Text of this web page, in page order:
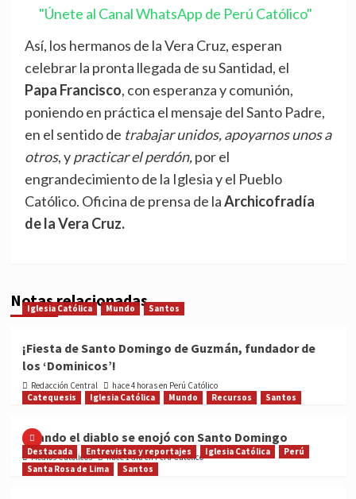
"Únete al Canal WhatsApp de Perú Católico"
Así, los hermanos de la Vera Cruz, esperan
celebrar la pronta llegada de su Santidad, el
Papa Francisco, con esperanza y comunión,
poniendo en práctica el mensaje del Santo Padre,
en el sentido de trabajar unidos, apoyarnos unos a
otros, ypracticar el perdón,por el
engrandecimiento de la Iglesia y el Pueblo
Católico. Oficina de prensa de laArchicofradía
de la Vera Cruz.
Notas relacionadas
Iglesia Católica Mundo Santos
¡Fiesta de Santo Domingo de Guzmán, fundador de
los ‘Dominicos’!
Redacción Central
hace 4 horas en Perú Católico
Catequesis
Iglesia Católica Mundo Recursos Santos
Cuando el diablo se enojó con Santo Domingo
Medios Católicos hace 1 día en Perú Católico
Destacada Entrevistas y reportajes Iglesia Católica
Perú
Santa Rosa de Lima
Santos